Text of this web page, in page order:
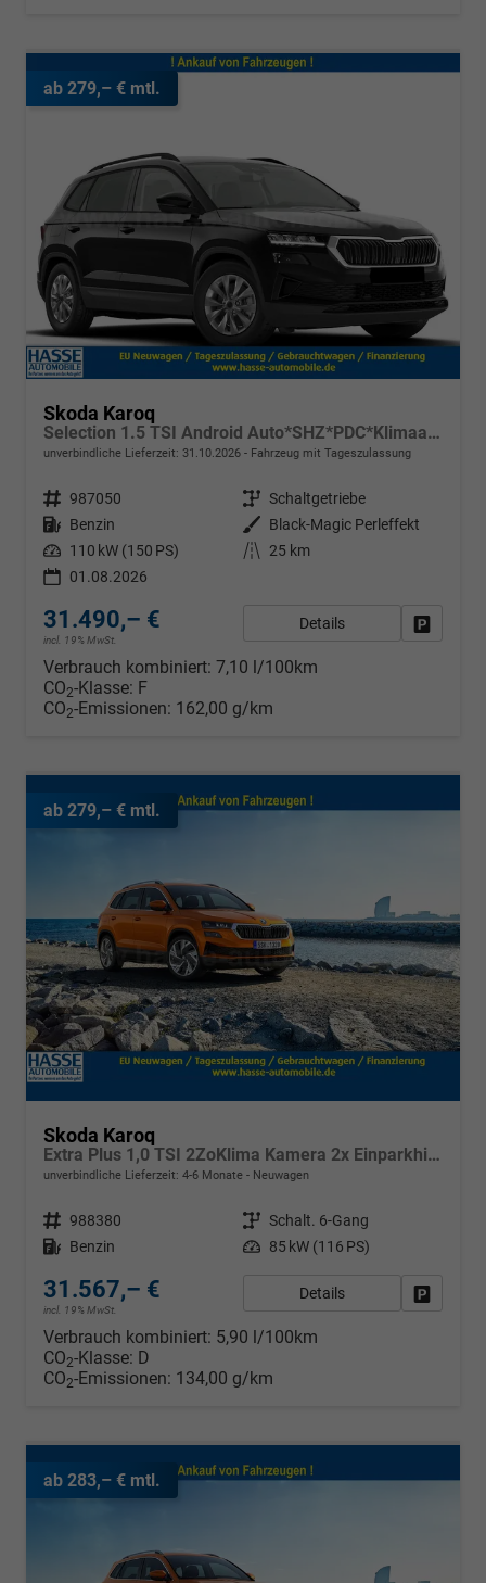
ab 279,– € mtl.
Skoda Karoq
Selection 1.5 TSI Android Auto*SHZ*PDC*Klimaauto*SUNSET*LED
unverbindliche Lieferzeit: 31.10.2026 Fahrzeug mit Tageszulassung
Fahrzeugnr. 987050 Getriebe Schaltgetriebe
Kraftstoff Benzin Außenfarbe
Black-Magic Perleffekt
Leistung 110 kW (150 PS) Kilometerstand
25 km
01.08.2026
31.490,– €
incl. 19% MwSt.
Details
Verbrauch kombiniert: 7,10 l/100km
CO2-Klasse: F
CO2-Emissionen: 162,00 g/km
ab 279,– € mtl.
Skoda Karoq
Extra Plus 1,0 TSI 2ZoKlima Kamera 2x Einparkhilfe Alu Felgen 5J Garantie Sitzheizung Matrix el Heckklappe ACC
unverbindliche Lieferzeit: 4-6 Monate Neuwagen
Fahrzeugnr. 988380 Getriebe Schalt. 6-Gang
Kraftstoff Benzin Leistung 85 kW (116 PS)
31.567,– €
incl. 19% MwSt.
Details
Verbrauch kombiniert: 5,90 l/100km
CO2-Klasse: D
CO2-Emissionen: 134,00 g/km
ab 283,– € mtl.